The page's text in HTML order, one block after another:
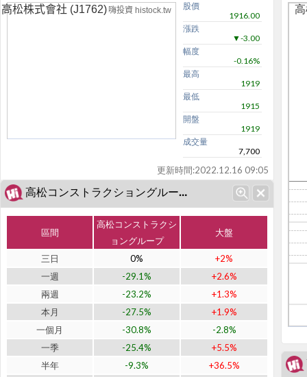
高松株式會社 (J1762) 嗨投資 histock.tw
股價
1916.00
漲跌
▼-3.00
幅度
-0.16%
最高
1919
最低
1915
開盤
1919
成交量
7,700
更新時間:2022.12.16 09:05
高松コンストラクショングループ (J1762)近期表現
區間
高松コンストラクシ
ョングループ
大盤
三日 0%
+2%
一週
-29.1%
+2.6%
兩週
-23.2%
+1.3%
本月
-27.5%
+1.9%
一個月
-30.8%
-2.8%
一季
-25.4%
+5.5%
半年
-9.3%
+36.5%